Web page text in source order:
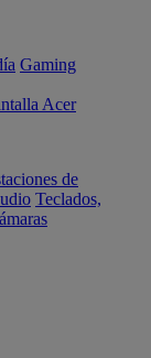
Gaming
Acer
de
Teclados,